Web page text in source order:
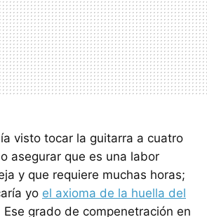
visto tocar la guitarra a cuatro
asegurar que es una labor
y que requiere muchas horas;
yo el axioma de la huella del
Ese grado de compenetración en